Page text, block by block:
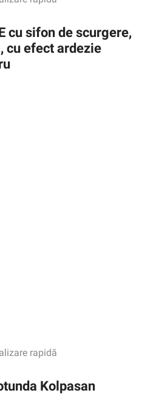
cu sifon de scurgere,
cu efect ardezie
rapidă
Kolpasan